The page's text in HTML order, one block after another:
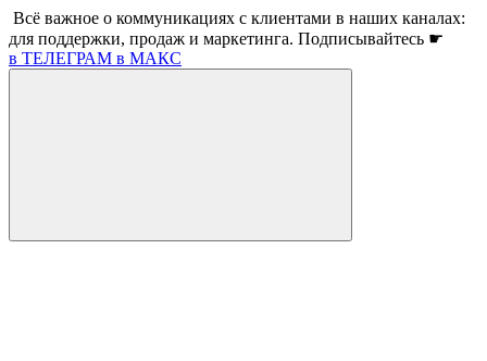
Всё важное о коммуникациях с клиентами в наших каналах:
для поддержки, продаж и маркетинга. Подписывайтесь ☛
в ТЕЛЕГРАМ в МАКС